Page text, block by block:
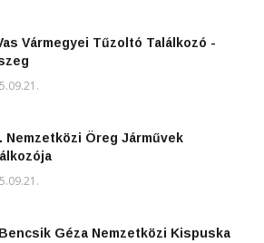
Vármegyei Tűzoltó Találkozó -
Nemzetközi Öreg Járművek
Géza Nemzetközi Kispuska